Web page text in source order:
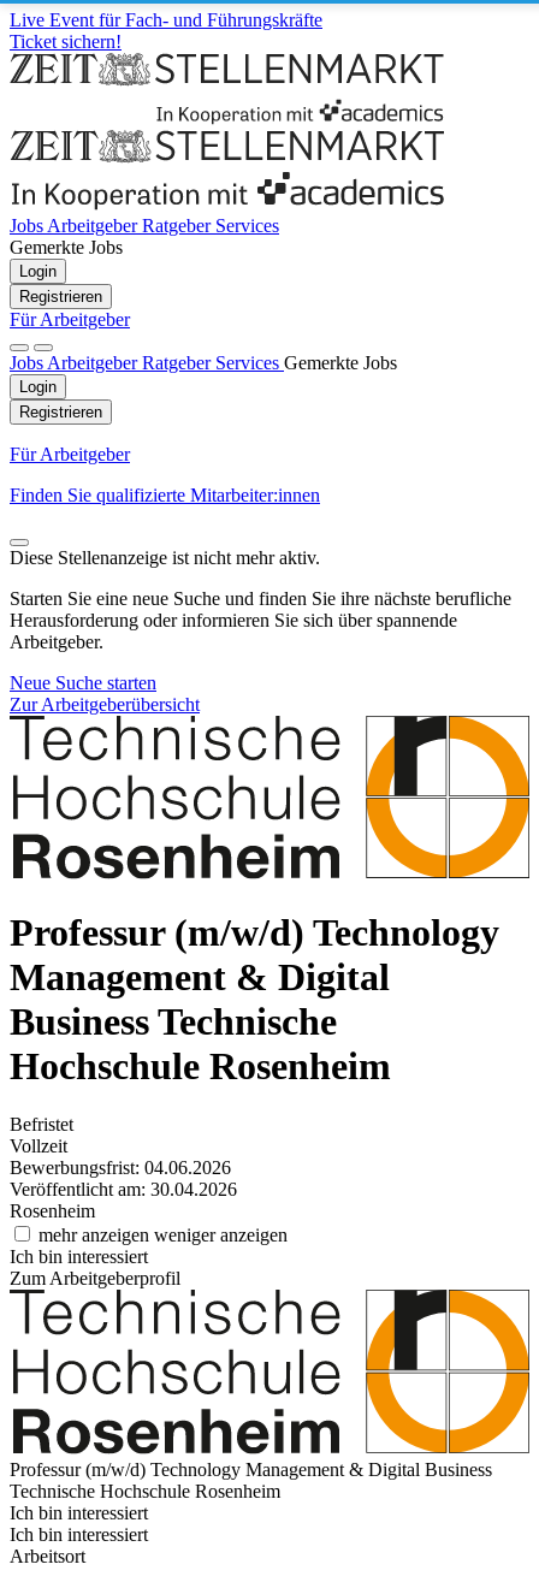
Live Event für Fach- und Führungskräfte
Ticket sichern!
Jobs ArbeitgeberRatgeber Services
Gemerkte Jobs
Login
Registrieren
Für Arbeitgeber
Jobs ArbeitgeberRatgeber Services Gemerkte Jobs
Login
Registrieren
Für Arbeitgeber
Finden Sie qualifizierte Mitarbeiter:innen
Diese Stellenanzeige ist nicht mehr aktiv.
Starten Sie eine neue Suche und finden Sie ihre nächste berufliche
Herausforderung oder informieren Sie sich über spannende
Arbeitgeber.
Neue Suche starten
Zur Arbeitgeberübersicht
Professur (m/w/d) Technology
Management & Digital
BusinessTechnische
Hochschule Rosenheim
Befristet
Vollzeit
Bewerbungsfrist: 04.06.2026
Veröffentlicht am: 30.04.2026
Rosenheim
mehr anzeigen weniger anzeigen
Ich bin interessiert
Zum Arbeitgeberprofil
Professur (m/w/d) Technology Management & Digital Business
Technische Hochschule Rosenheim
Ich bin interessiert
Ich bin interessiert
Arbeitsort